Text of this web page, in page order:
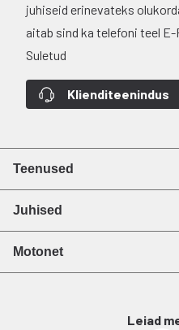
juhiseid erinevateks
aitab sind ka telefoni teel E-
Suletud
Klienditeenindus
Teenused
Juhised
Motonet
Leiad